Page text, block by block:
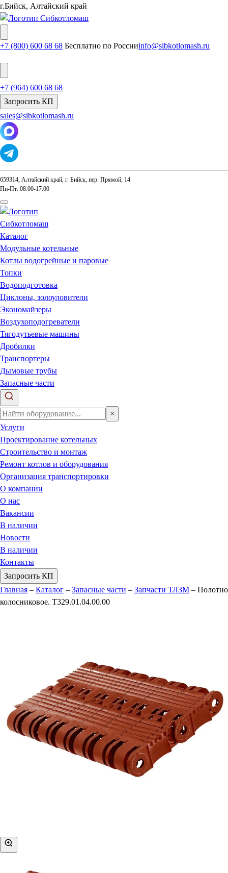
г.Бийск, Алтайский край
+7 (800) 600 68 68 Бесплатно по Россииinfo@sibkotlomash.ru
+7 (964) 600 68 68
Запросить КП
sales@sibkotlomash.ru
659314, Алтайский край, г. Бийск, пер. Прямой, 14
Пн-Пт: 08:00-17:00
Каталог
Модульные котельные
Котлы водогрейные и паровые
Топки
Водоподготовка
Циклоны, золоуловители
Экономайзеры
Воздухоподогреватели
Тягодутьевые машины
Дробилки
Транспортеры
Дымовые трубы
Запасные части
×
Услуги
Проектирование котельных
Строительство и монтаж
Ремонт котлов и оборудования
Организация транспортировки
О компании
О нас
Вакансии
В наличии
Новости
В наличии
Контакты
Запросить КП
Главная – Каталог – Запасные части – Запчасти ТЛЗМ – Полотно
колосниковое. Т329.01.04.00.00